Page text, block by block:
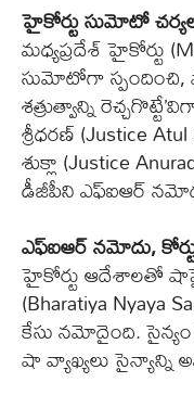
హైకోర్టు సుమోటో
మధ్యప్రదేశ్‌ హైకోర్టు
సుమోటోగా స్పందించి,
శత్రుత్వాన్ని
శ్రీధరణ్‌ (Justice
శుక్లా (Justice
డీజీపీని ఎఫ్‌ఐఆర్‌
ఎఫ్‌ఐఆర్‌ నమోదు,
హైకోర్టు ఆదేశాలతో
(Bharatiya Nyaya
కేసు నమోదైంది. సైన్యం
షా వ్యాఖ్యలు